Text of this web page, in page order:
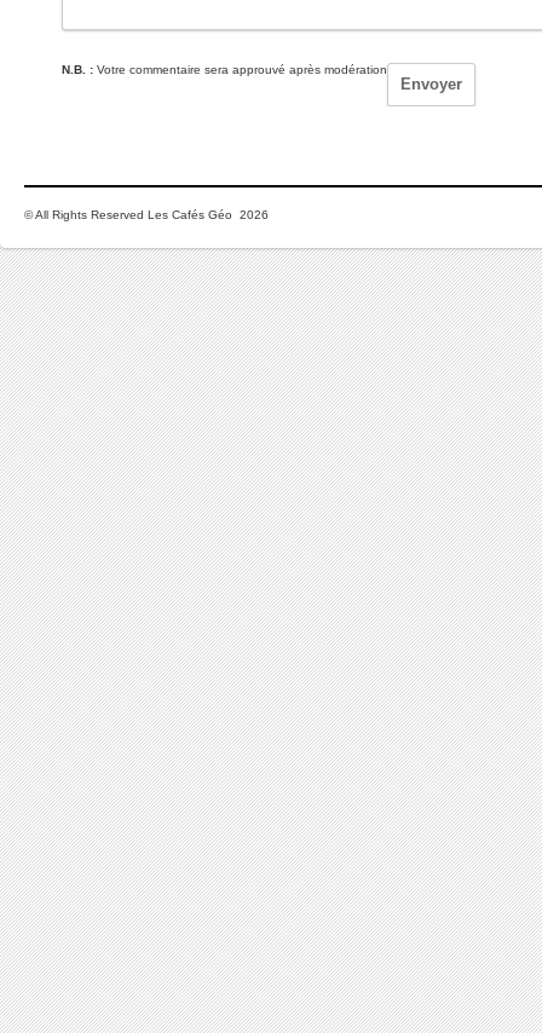
N.B. : Votre commentaire sera approuvé après modération
© All Rights Reserved Les Cafés Géo 2026